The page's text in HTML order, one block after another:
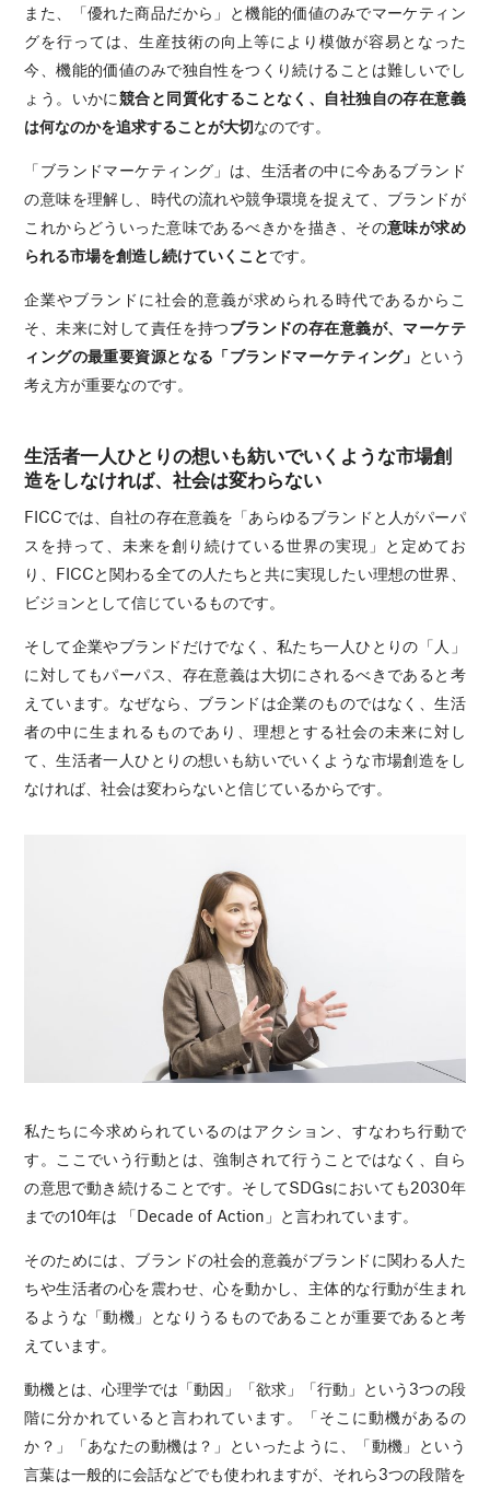
また、「優れた商品だから」と機能的価値のみでマーケティン
グを行っては、生産技術の向上等により模倣が容易となった
今、機能的価値のみで独自性をつくり続けることは難しいでし
ょう。いかに競合と同質化することなく、自社独自の存在意義
は何なのかを追求することが大切なのです。
「ブランドマーケティング」は、生活者の中に今あるブランド
の意味を理解し、時代の流れや競争環境を捉えて、ブランドが
これからどういった意味であるべきかを描き、その意味が求め
られる市場を創造し続けていくことです。
企業やブランドに社会的意義が求められる時代であるからこ
そ、未来に対して責任を持つブランドの存在意義が、マーケテ
ィングの最重要資源となる「ブランドマーケティング」 という
考え方が重要なのです。
生活者一人ひとりの想いも紡いでいくような市場創
造をしなければ、社会は変わらない
FICCでは、自社の存在意義を「あらゆるブランドと人がパーパ
スを持って、未来を創り続けている世界の実現」と定めてお
り、FICCと関わる全ての人たちと共に実現したい理想の世界、
ビジョンとして信じているものです。
そして企業やブランドだけでなく、私たち一人ひとりの「人」
に対してもパーパス、存在意義は大切にされるべきであると考
えています。なぜなら、ブランドは企業のものではなく、生活
者の中に生まれるものであり、理想とする社会の未来に対し
て、生活者一人ひとりの想いも紡いでいくような市場創造をし
なければ、社会は変わらないと信じているからです。
私たちに今求められているのはアクション、すなわち行動で
す。ここでいう行動とは、強制されて行うことではなく、自ら
の意思で動き続けることです。そしてSDGsにおいても2030年
までの10年は 「Decade of Action」と言われています。
そのためには、ブランドの社会的意義がブランドに関わる人た
ちや生活者の心を震わせ、心を動かし、主体的な行動が生まれ
るような「動機」となりうるものであることが重要であると考
えています。
動機とは、心理学では「動因」「欲求」「行動」という3つの段
階に分かれていると言われています。「そこに動機があるの
か？」「あなたの動機は？」といったように、「動機」という
言葉は一般的に会話などでも使われますが、それら3つの段階を